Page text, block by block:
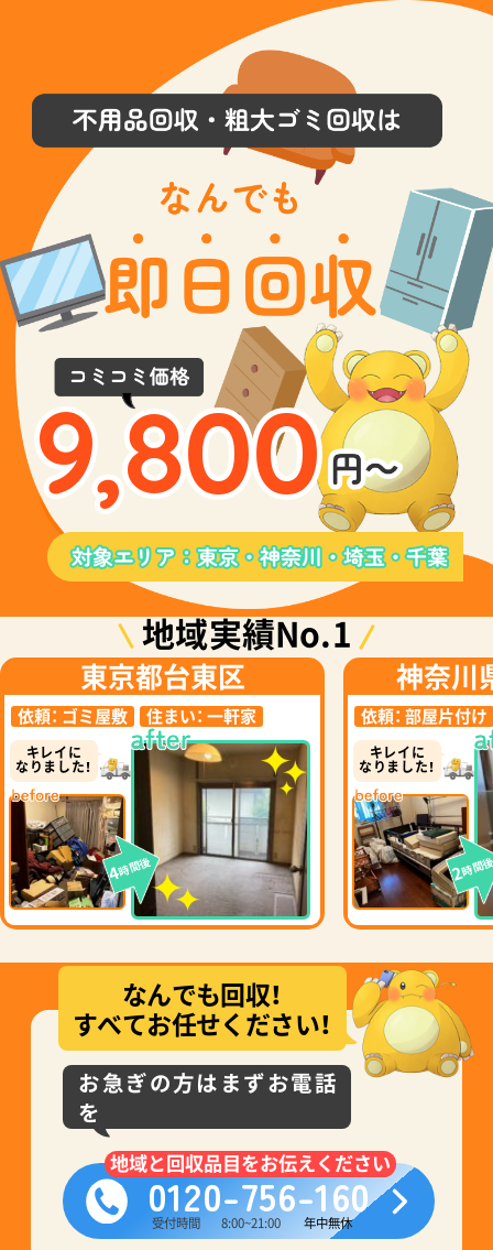
9,800
地域実績No.1
東京都台東区
依頼： ゴミ屋敷 住まい： 一軒家
キレイに
なりました！
4時間後
神奈川
依頼： 部屋片付け
キレイに
なりました！
2時間
なんでも回収！
すべてお任せください！
お急ぎの方はまずお電話
を
地域と回収品目をお伝えください
0120-756-160
受付時間 8:00~21:00 年中無休